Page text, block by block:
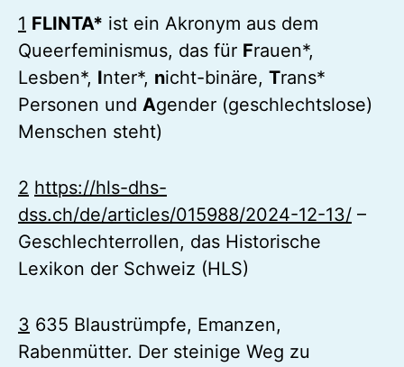
1 FLINTA* ist ein Akronym aus dem
Queerfeminismus, das für Frauen*,
Lesben*, Inter*, nicht-binäre, Trans*
Personen und Agender (geschlechtslose)
Menschen steht)
2 https://hls-dhs-
dss.ch/de/articles/015988/2024-12-13/ –
Geschlechterrollen, das Historische
Lexikon der Schweiz (HLS)
3 635 Blaustrümpfe, Emanzen,
Rabenmütter. Der steinige Weg zu